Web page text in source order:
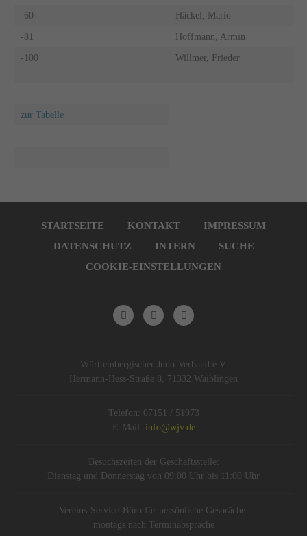
-60 Häckel, Mario
-81 Hoffmann, Armin
-100 Willmer, Frieder
zur Tabelle
überspringenSTARTSEITE KONTAKT
IMPRESSUM
DATENSCHUTZ
INTERN
SUCHE
COOKIE-EINSTELLUNGEN
Württembergischer Judo-Verband e.V.
Hermann-Hess-Straße 8, 71332 Waiblingen
Telefon: 07151 / 51973
E-Mail: info@wjv.de
Besuchszeiten der Geschäftsstelle:
Dienstag und Donnerstag von 09:00 Uhr bis 11:00 Uhr
Vereins-Service-Büro für persönliche Gespräche:
montags nach Terminabsprache